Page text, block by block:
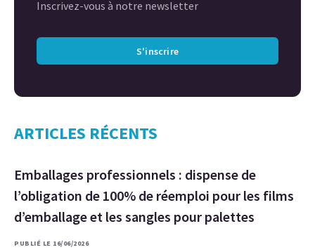
Inscrivez-vous à notre newsletter
S'inscrire
ARTICLES RÉCENTS
Emballages professionnels : dispense de
l’obligation de 100% de réemploi pour les films
d’emballage et les sangles pour palettes
PUBLIÉ LE 16/06/2026